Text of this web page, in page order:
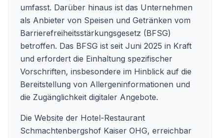
umfasst. Darüber hinaus ist das Unternehmen
als Anbieter von Speisen und Getränken vom
Barrierefreiheitsstärkungsgesetz (BFSG)
betroffen. Das BFSG ist seit Juni 2025 in Kraft
und erfordert die Einhaltung spezifischer
Vorschriften, insbesondere im Hinblick auf die
Bereitstellung von Allergeninformationen und
die Zugänglichkeit digitaler Angebote.
Die Website der Hotel-Restaurant
Schmachtenbergshof Kaiser OHG, erreichbar